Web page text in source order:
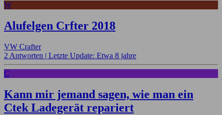
W
Alufelgen Crfter 2018
VW Crafter
2 Antworten | Letzte Update: Etwa 8 jahre
C
Kann mir jemand sagen, wie man ein
Ctek Ladegerät repariert